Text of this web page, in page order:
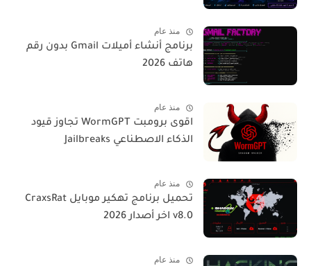
منذ عام
برنامج أنشاء أميلات Gmail بدون رقم
هاتف 2026
منذ عام
اقوى برومبت WormGPT تجاوز قيود
الذكاء الاصطناعي Jailbreaks
منذ عام
تحميل برنامج تهكير موبايل CraxsRat
v8.0 اخر أصدار 2026
منذ عام